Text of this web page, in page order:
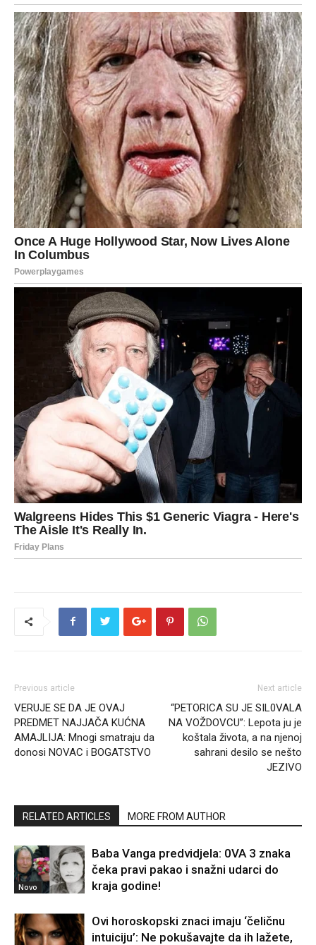
Previous article
VERUJE SE DA JE OVAJ
PREDMET NAJJAČA KUĆNA
AMAJLIJA: Mnogi smatraju da
donosi NOVAC i BOGATSTVO
Next article
“PETORICA SU JE SIL0VALA
NA VOŽDOVCU”: Lepota ju je
koštala života, a na njenoj
sahrani desilo se nešto
JEZIVO
RELATED ARTICLES MORE FROM AUTHOR
Novo
Baba Vanga predvidjela: 0VA 3 znaka
čeka pravi pakao i snažni udarci do
kraja godine!
Ovi horoskopski znaci imaju ‘čeličnu
intuiciju’: Ne pokušavajte da ih lažete,